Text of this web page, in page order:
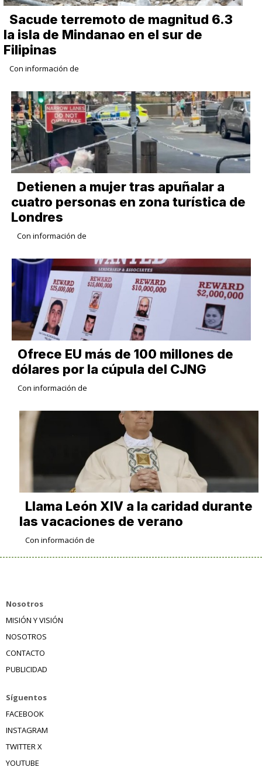
Sacude terremoto de magnitud 6.3
la isla de Mindanao en el sur de
Filipinas
Con información de
Detienen a mujer tras apuñalar a
cuatro personas en zona turística de
Londres
Con información de
Ofrece EU más de 100 millones de
dólares por la cúpula del CJNG
Con información de
Llama León XIV a la caridad durante
las vacaciones de verano
Con información de
Nosotros
MISIÓN Y VISIÓN
NOSOTROS
CONTACTO
PUBLICIDAD
Síguentos
FACEBOOK
INSTAGRAM
TWITTER X
YOUTUBE